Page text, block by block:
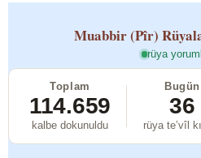
Muabbir (Pîr)
rüya
Toplam
114.659
kalbe dokunuldu
Bugün
36
rüya te’vîl